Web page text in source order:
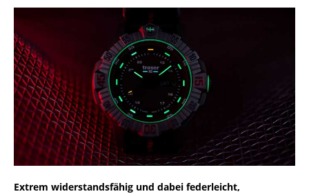
Extrem widerstandsfähig und dabei federleicht,